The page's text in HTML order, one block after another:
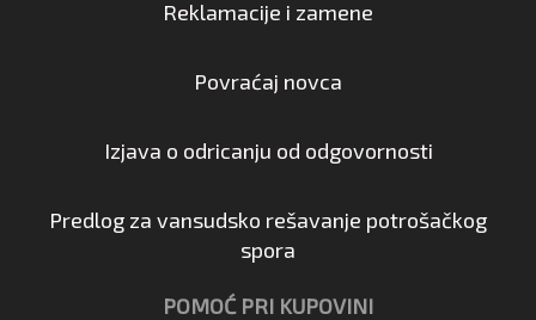
Reklamacije i zamene
Povraćaj novca
Izjava o odricanju od odgovornosti
Predlog za vansudsko rešavanje potrošačkog
spora
POMOĆ PRI KUPOVINI